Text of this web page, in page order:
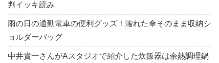
判イッキ読み
雨の日の通勤電車の便利グッズ！濡れた傘そのまま収納シ
ョルダーバッグ
中井貴一さんがAスタジオで紹介した炊飯器は余熱調理鍋